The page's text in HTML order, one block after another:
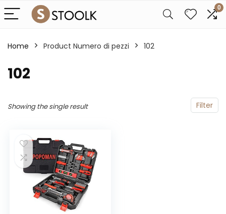
0
Home Product Numero di pezzi ‎102
‎102
Filter
Showing the single result